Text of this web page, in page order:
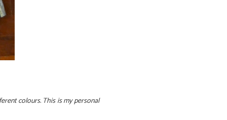
colours. This is my personal